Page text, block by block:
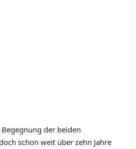
der beiden
schon weit über zehn Jahre